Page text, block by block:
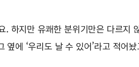
지만 유쾌한 분위기만은 다르지
에 ‘우리도 날 수 있어’라고 적어